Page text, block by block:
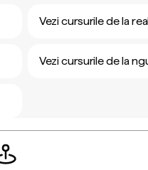
Vezi cursurile de la
Vezi cursurile de la